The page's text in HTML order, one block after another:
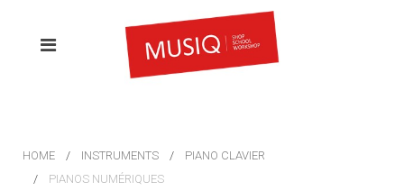
HOME INSTRUMENTS
PIANO CLAVIER
PIANOS NUMÉRIQUES